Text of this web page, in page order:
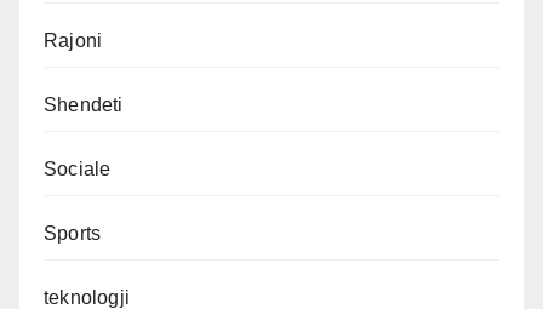
Rajoni
Shendeti
Sociale
Sports
teknologji